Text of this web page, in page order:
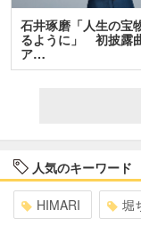
石井琢磨「人生の宝
るように」 初披露
ア…
人気のキーワード
HIMARI 堀